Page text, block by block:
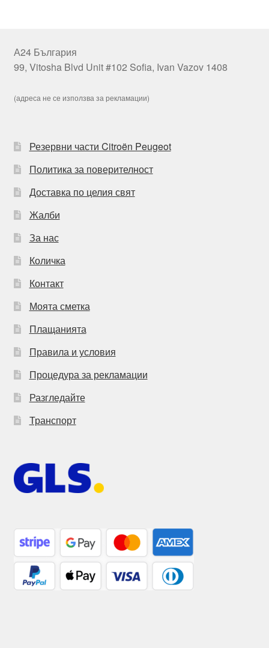
А24 България
99, Vitosha Blvd Unit #102 Sofia, Ivan Vazov 1408
(адреса не се използва за рекламации)
Резервни части Citroën Peugeot
Политика за поверителност
Доставка по целия свят
Жалби
За нас
Количка
Контакт
Моята сметка
Плащанията
Правила и условия
Процедура за рекламации
Разгледайте
Транспорт